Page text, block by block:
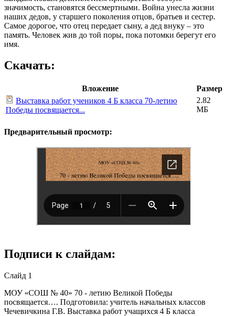
значимость, становятся бессмертными. Война унесла жизни
наших дедов, у старшего поколения отцов, братьев и сестер.
Самое дорогое, что отец передает сыну, а дед внуку – это
память. Человек жив до той поры, пока потомки берегут его
имя.
Скачать:
Вложение
Размер
Выставка работ учеников 4 Б класса 70-летию
Победы посвящается...
2.82
МБ
Предварительный просмотр:
Подписи к слайдам:
Слайд 1
МОУ «СОШ № 40» 70 - летию Великой Победы
посвящается…. Подготовила: учитель начальных классов
Чечевичкина Г.В. Выставка работ учащихся 4 Б класса